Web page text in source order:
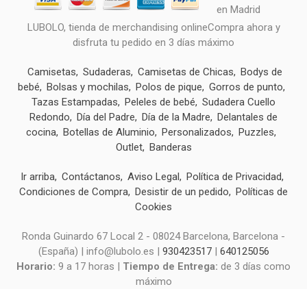
LUBOLO, tienda de merchandising onlineCompra ahora y
disfruta tu pedido en 3 días máximo
Camisetas Sudaderas Camisetas de Chicas
Bodys de
bebé
Bolsas y mochilas Polos de pique
Gorros de punto
Tazas Estampadas
Peleles de bebé
Sudadera Cuello
Redondo
Día del Padre Día de la Madre
Delantales de
cocina Botellas de Aluminio Personalizados
Puzzles
Outlet Banderas
Ir arriba Contáctanos Aviso Legal
Política de Privacidad
Condiciones de Compra Desistir de un pedido
Políticas de
Cookies
Ronda Guinardo 67 Local 2 - 08024 Barcelona, Barcelona -
(España) | info@lubolo.es | 930423517| 640125056
Horario: 9 a 17 horas | Tiempo de Entrega: de 3 días como
máximo